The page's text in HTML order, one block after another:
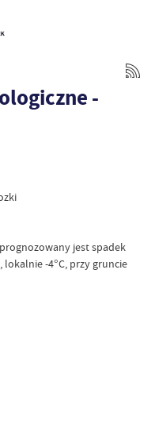
-
jest spadek
-4°C, przy gruncie